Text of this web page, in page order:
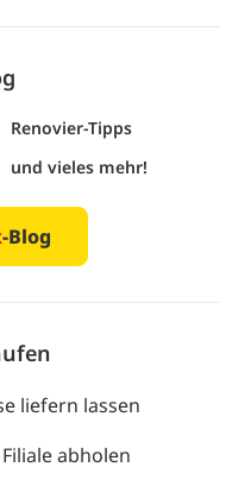
Renovier-Tipps
und vieles mehr!
-Blog
liefern lassen
abholen